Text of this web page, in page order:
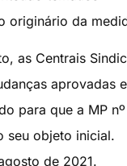
originário da
as Centrais
aprovadas e
para que a MP
seu objeto inicial.
de 2021.